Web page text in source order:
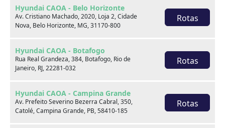
Hyundai CAOA - Belo Horizonte
Av. Cristiano Machado, 2020, Loja 2, Cidade
Nova, Belo Horizonte, MG, 31170-800
Rotas
Hyundai CAOA - Botafogo
Rua Real Grandeza, 384, Botafogo, Rio de
Janeiro, RJ, 22281-032
Rotas
Hyundai CAOA - Campina Grande
Av. Prefeito Severino Bezerra Cabral, 350,
Catolé, Campina Grande, PB, 58410-185
Rotas
CAOA Chery | D21 - Casa Forte
Por: R$ 109.990,00